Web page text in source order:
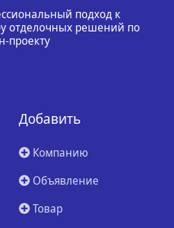
подход к
отделочных решений по
проекту
Добавить
Компанию
Объявление
Товар